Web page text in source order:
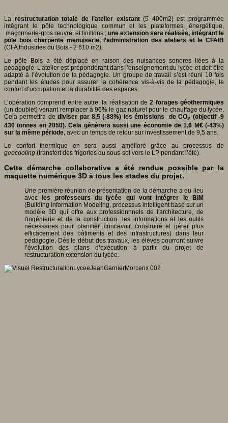
La restructuration totale de l’atelier existant(5 400m2) est programmée
intégrant le pôle technologique commun et les plateformes, énergétique,
maçonnerie-gros œuvre, et finitions ; une extension sera réalisée, intégrant le
pôle bois charpente menuiserie, l’administration des ateliers et le CFAIB
(CFA Industries du Bois - 2 610 m2).
Le pôle Bois a été déplacé en raison des nuisances sonores liées à la
pédagogie. L’atelier est prépondérant dans l’enseignement du lycée et doit être
adapté à l’évolution de la pédagogie. Un groupe de travail s’est réuni 10 fois
pendant les études pour assurer la cohérence vis-à-vis de la pédagogie, le
confort d’occupation et la durabilité des espaces.
L’opération comprend entre autre, la réalisation de2 forages géothermiques
(un doublet) venant remplacer à 96% le gaz naturel pour le chauffage du lycée.
Cela permettra de diviser par 8,5 (-88%) les émissions de CO2 (objectif -9
430 tonnes en 2050). Cela génèrera aussi une économie de 1,6 M€ (-43%)
sur la même période , avec un temps de retour sur investissement de 9,5 ans.
Le confort thermique en sera aussi amélioré grâce au processus de
geocooling (transfert des frigories du sous-sol vers le LP pendant l’été).
Cette démarche collaborative a été rendue possible par la
maquette numérique 3D à tous les stades du projet.
Une première réunion de présentation de la démarche a eu lieu
avecles professeurs du lycée qui vont intégrer le BIM
(Building Information Modeling, processus intelligent basé sur un
modèle 3D qui offre aux professionnnels de l'architecture, de
l'ingénierie et de la construction les informations et les outils
nécessaires pour planifier, concevoir, construire et gérer plus
efficacement des bâtiments et des infrastructures) dans leur
pédagogie. Dès le début des travaux, les élèves pourront suivre
l’évolution des plans d’exécution à partir du projet de
restructuration extension du lycée.